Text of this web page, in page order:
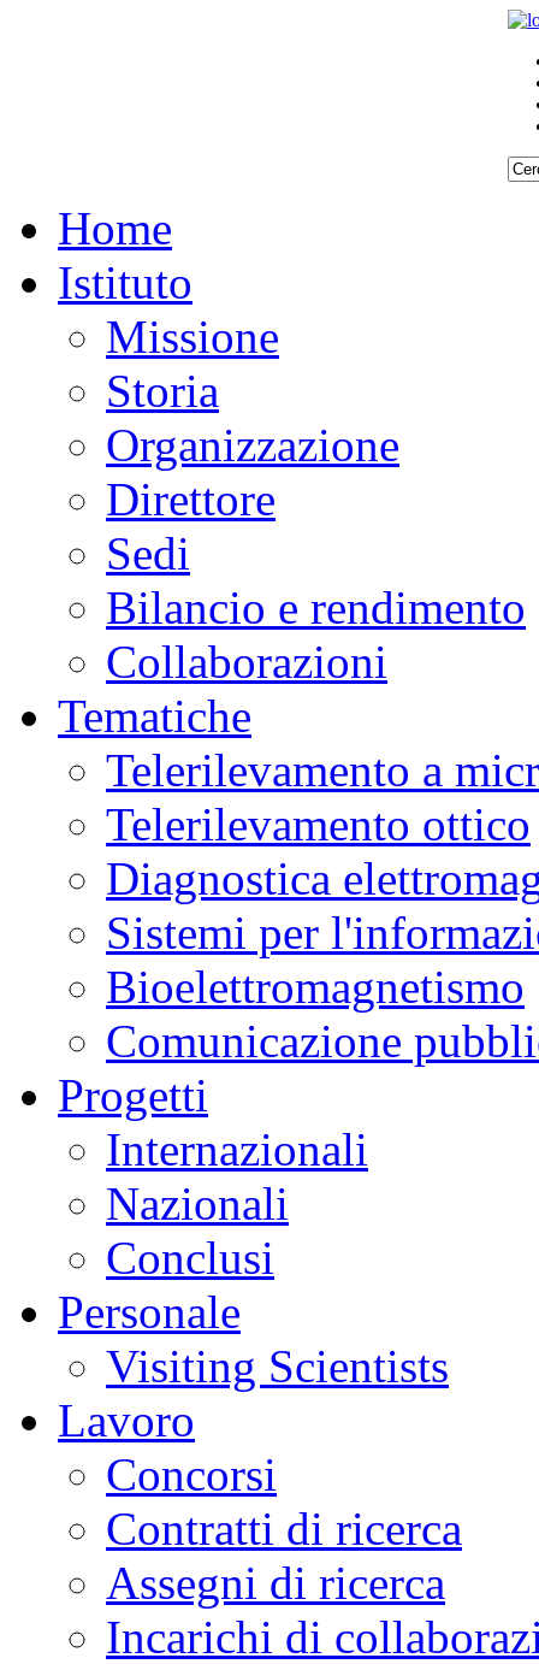
Home
Istituto
Missione
Storia
Organizzazione
Direttore
Sedi
Bilancio e rendimento
Collaborazioni
Tematiche
Telerilevamento a
Telerilevamento ottico
Diagnostica
Sistemi per
Bioelettromagnetismo
Comunicazione
Progetti
Internazionali
Nazionali
Conclusi
Personale
Visiting Scientists
Lavoro
Concorsi
Contratti di ricerca
Assegni di ricerca
Incarichi di